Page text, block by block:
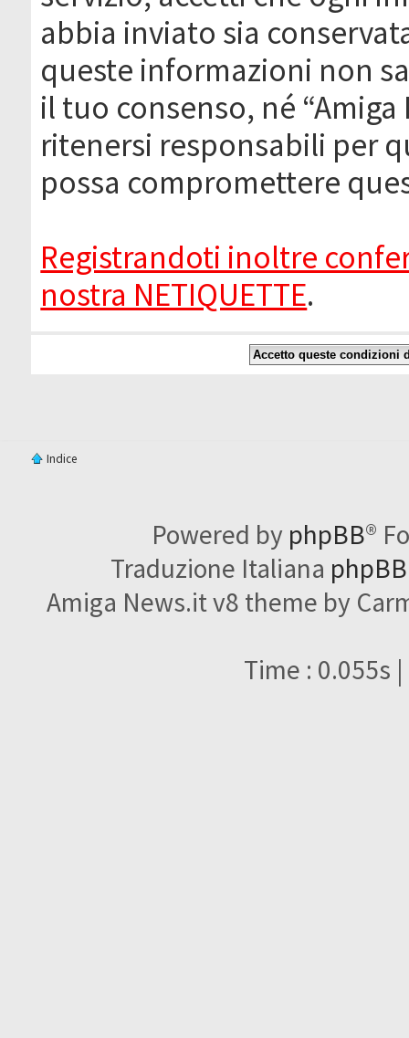
abbia inviato sia
queste informazioni non
il tuo consenso, né
ritenersi responsabili per
possa compromettere
Registrandoti inoltre
nostra NETIQUETTE.
Indice
Powered by phpBB®
Traduzione Italiana
Amiga News.it v8 theme by
Time : 0.055s